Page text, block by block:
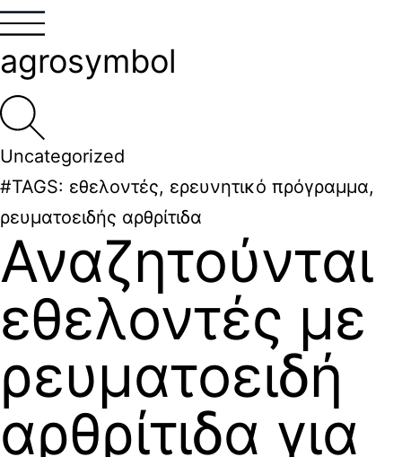
agrosymbol
Uncategorized
#TAGS: εθελοντές, ερευνητικό πρόγραμμα,
ρευματοειδής αρθρίτιδα
Αναζητούνται
εθελοντές με
ρευματοειδή
αρθρίτιδα για